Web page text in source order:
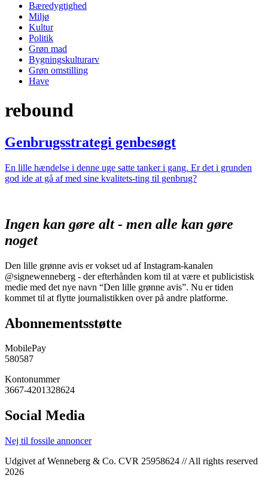
Bæredygtighed
Miljø
Kultur
Politik
Grøn mad
Bygningskulturarv
Grøn omstilling
Have
rebound
Genbrugsstrategi genbesøgt
En lille hændelse i denne uge satte tanker i gang. Er det i grunden
god ide at gå af med sine kvalitets-ting til genbrug?
Ingen kan gøre alt - men alle kan gøre
noget
Den lille grønne avis er vokset ud af Instagram-kanalen
@signewenneberg - der efterhånden kom til at være et publicistisk
medie med det nye navn “Den lille grønne avis”. Nu er tiden
kommet til at flytte journalistikken over på andre platforme.
Abonnementsstøtte
MobilePay
580587
Kontonummer
3667-4201328624
Social Media
Nej til fossile annoncer
Udgivet af Wenneberg & Co. CVR 25958624 // All rights reserved
2026